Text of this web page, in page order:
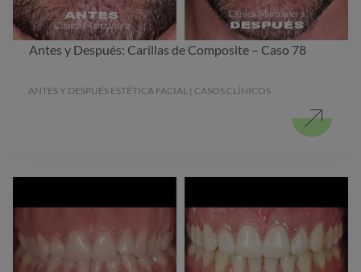
Antes y Después: Carillas de Composite – Caso 78
ANTES Y DESPUÉS ESTÉTICA FACIAL | CASOS CLÍNICOS